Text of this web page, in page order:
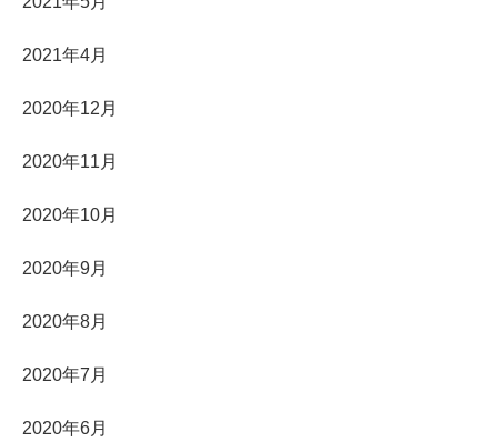
2021年4月
2020年12月
2020年11月
2020年10月
2020年9月
2020年8月
2020年7月
2020年6月